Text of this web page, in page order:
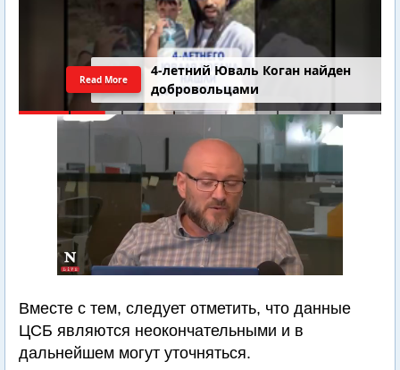
4-летний Юваль Коган найден
добровольцами
Read More
Вместе с тем, следует отметить, что данные
ЦСБ являются неокончательными и в
дальнейшем могут уточняться.